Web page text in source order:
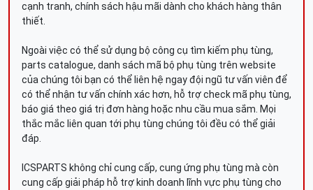
cạnh tranh, chính sách hậu mãi dành cho khách hàng thân
thiết.
Ngoài việc có thể sử dụng bộ công cụ tìm kiếm phụ tùng,
parts catalogue, danh sách mã bộ phụ tùng trên website
của chúng tôi bạn có thể liên hệ ngay đội ngũ tư vấn viên để
có thể nhận tư vấn chính xác hơn, hỗ trợ check mã phụ tùng,
báo giá theo giá trị đơn hàng hoặc nhu cầu mua sắm. Mọi
thắc mắc liên quan tới phụ tùng chúng tôi đều có thể giải
đáp.
ICSPARTS không chỉ cung cấp, cung ứng phụ tùng mà còn
cung cấp giải pháp hỗ trợ kinh doanh lĩnh vực phụ tùng cho